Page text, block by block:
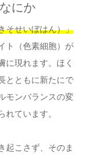
にか
そせいぼはん）」
ト（色素細胞）が
に現れます。ほく
とともに新たにで
モンバランスの変
ています。
起こさず、そのま